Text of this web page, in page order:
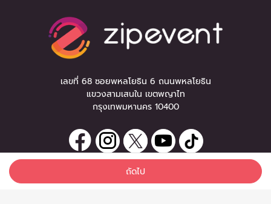
ถัดไป
เลขที่ 68 ซอยพหลโยธิน 6 ถนนพหลโยธิน
แขวงสามเสนใน เขตพญาไท
กรุงเทพมหานคร 10400
ลงทะเบียนรับข่าวสาร